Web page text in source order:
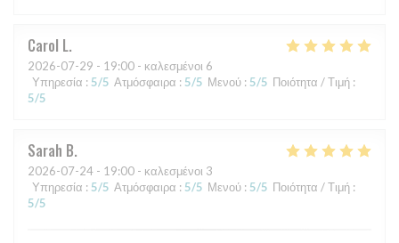
Carol L
2026-07-29 - 19:00 - καλεσμένοι 6
Υπηρεσία : 5/5 Ατμόσφαιρα : 5/5 Μενού : 5/5 Ποιότητα / Τιμή :
5/5
Sarah B
2026-07-24 - 19:00 - καλεσμένοι 3
Υπηρεσία : 5/5 Ατμόσφαιρα : 5/5 Μενού : 5/5 Ποιότητα / Τιμή :
5/5